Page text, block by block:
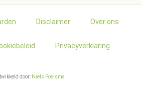
Disclaimer Over ons
Privacyverklaring
door: Niels Poelsma